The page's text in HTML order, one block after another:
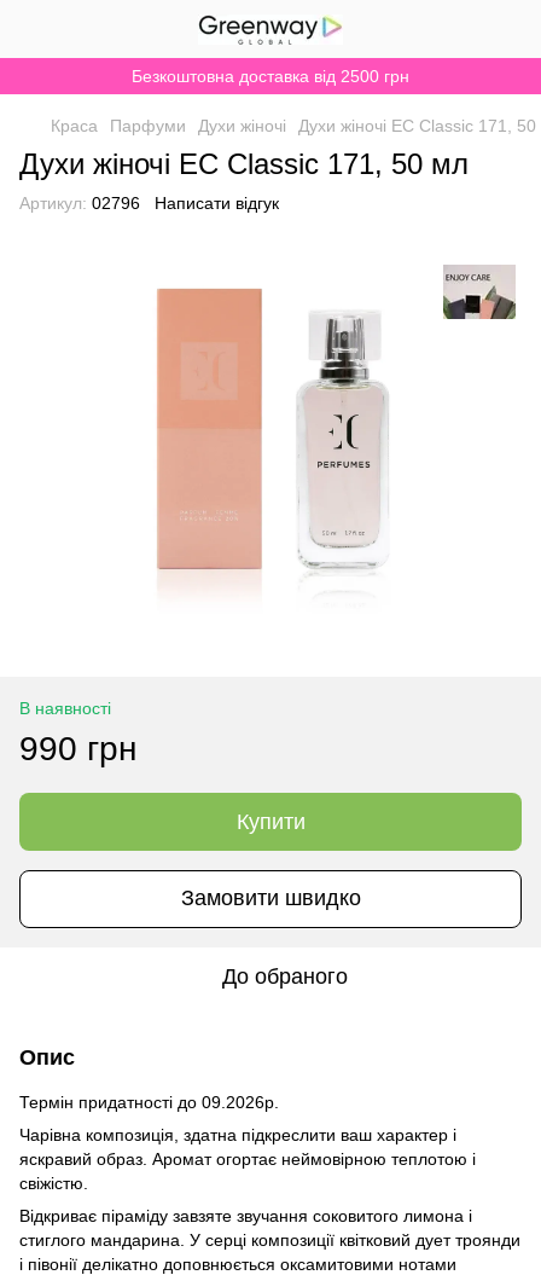
Безкоштовна доставка від 2500 грн
Краса Парфуми Духи жіночі Духи жіночі EC Classic 171,
Духи жіночі EC Classic 171, 50 мл
Артикул: 02796 Написати відгук
В наявності
990 грн
Купити
Замовити швидко
До обраного
Опис
Термін придатності до 09.2026р.
Чарівна композиція, здатна підкреслити ваш характер і
яскравий образ. Аромат огортає неймовірною теплотою і
свіжістю.
Відкриває піраміду завзяте звучання соковитого лимона і
стиглого мандарина. У серці композиції квітковий дует троянди
і півонії делікатно доповнюється оксамитовими нотами